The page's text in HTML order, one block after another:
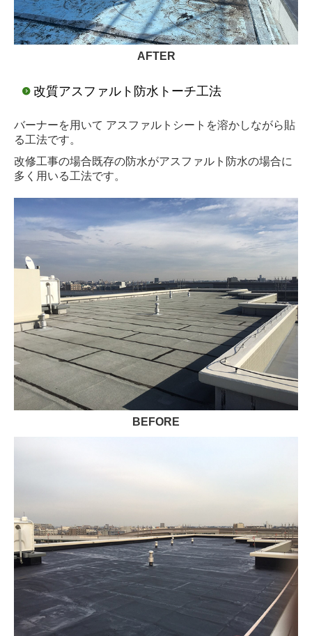
AFTER
改質アスファルト防水トーチ工法
バーナーを用いて アスファルトシートを溶かしながら貼
る工法です。
改修工事の場合既存の防水がアスファルト防水の場合に
多く用いる工法です。
BEFORE